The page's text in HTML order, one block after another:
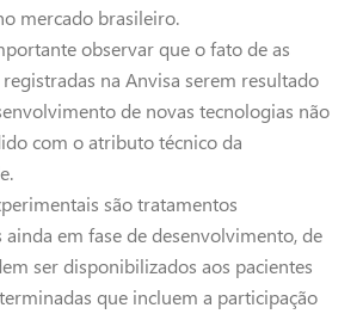
mercado brasileiro.
observar que o fato de as
na Anvisa serem resultado
de novas tecnologias não
com o atributo técnico da
são tratamentos
ainda em fase de desenvolvimento, de
ser disponibilizados aos pacientes
que incluem a participação